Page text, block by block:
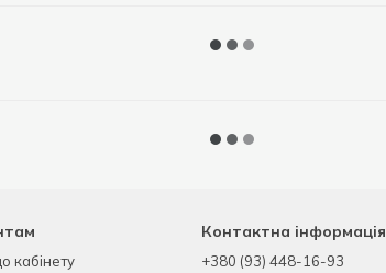
кабінету
Контактна інформація
+380 (93) 448-16-93